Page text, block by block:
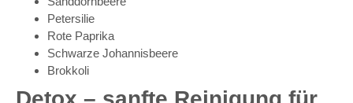
Petersilie
Rote Paprika
Schwarze Johannisbeere
Brokkoli